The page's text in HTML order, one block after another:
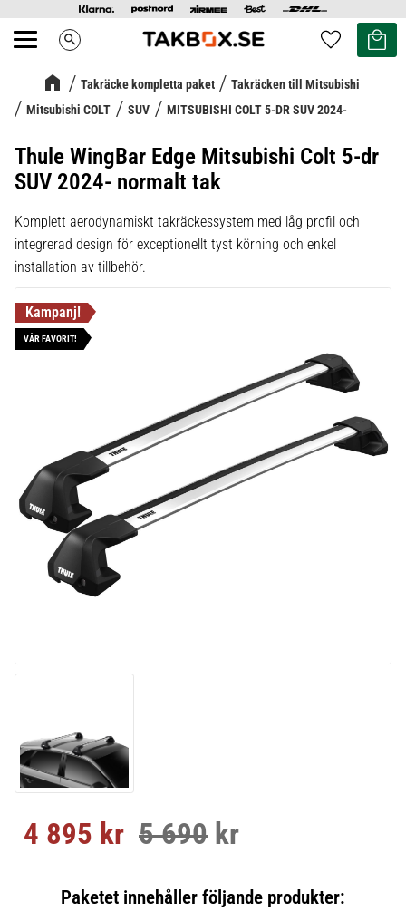
Meny search Favoriter
Kundvagn
Takräcke kompletta paket
Takräcken till Mitsubishi
Mitsubishi COLT
SUV MITSUBISHI COLT 5-DR SUV 2024-
Thule WingBar Edge Mitsubishi Colt 5-dr
SUV 2024- normalt tak
Komplett aerodynamiskt takräckessystem med låg profil och
integrerad design för exceptionellt tyst körning och enkel
installation av tillbehör.
VÅR FAVORIT!
Nedsatt pris:
4 895 kr Ordinarie pris:
5 690 kr